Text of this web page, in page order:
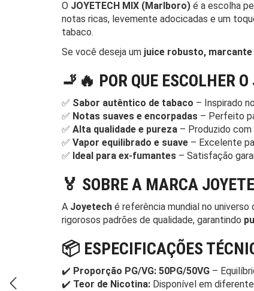
O JOYETECH MIX (Marlboro) é a escolha
notas ricas, levemente adocicadas e um
tabaco.
Se você deseja um juice robusto,
🚬🔥 POR QUE ESCOLHER
✅ Sabor autêntico de tabaco – Inspirado
✅ Notas suaves e encorpadas – Perfeito
✅ Alta qualidade e pureza – Produzido com
✅ Vapor equilibrado e suave – Excelente
✅ Ideal para ex-fumantes – Satisfação
🏅 SOBRE A MARCA
A Joyetech é referência mundial no
rigorosos padrões de qualidade, garantindo
📦 ESPECIFICAÇÕES
✔️ Proporção PG/VG: 50PG/50VG –
✔️ Teor de Nicotina: Disponível em